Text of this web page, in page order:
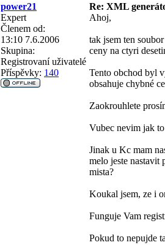
power21
Re: XML
Expert
Členem od:
13:10 7.6.2006
Skupina:
Registrovaní uživatelé
Příspěvky: 140
Ahoj,
tak jsem ten
ceny na ctyri
Tento obchod byl
obsahuje chybné
Zaokrouhlete
Vubec nevim jak
Jinak u Kc mam
melo jeste nastavit
mista?
Koukal jsem, ze i
Funguje Vam
Pokud to nepujde